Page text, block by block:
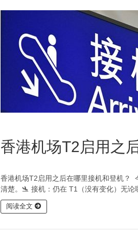
香港机场T2启用之
香港机场T2启用之后在哪里接机和登机？
清楚。🛬 接机：仍在 T1（没有变化）无
阅读全文